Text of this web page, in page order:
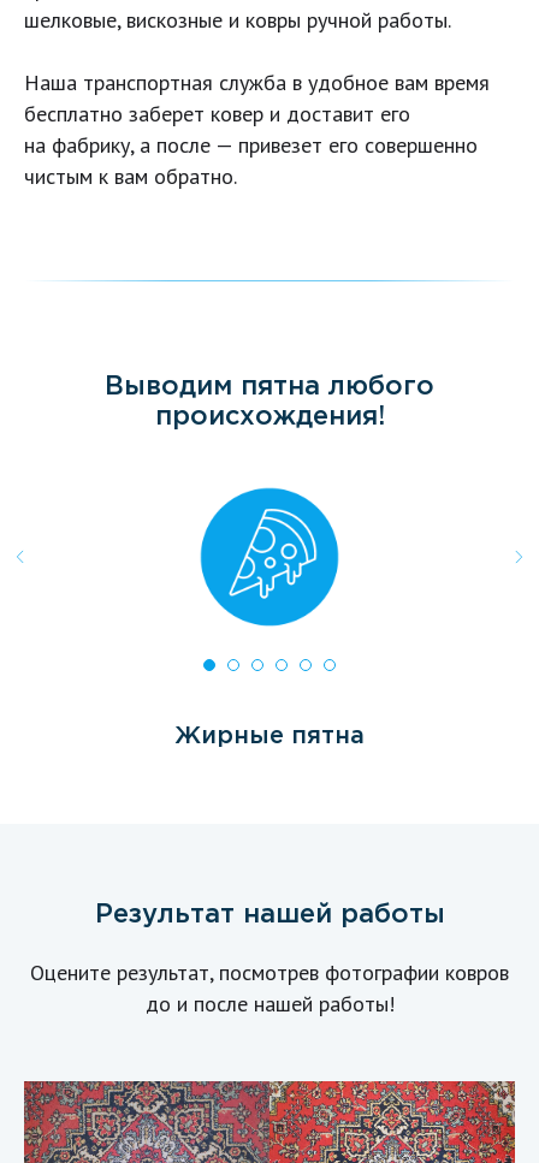
шелковые, вискозные и ковры ручной работы.
Наша транспортная служба в удобное вам время
бесплатно заберет ковер и доставит его
на фабрику, а после — привезет его совершенно
чистым к вам обратно.
Выводим пятна любого
происхождения!
Жирные пятна
Результат нашей работы
Оцените результат, посмотрев фотографии ковров
до и после нашей работы!